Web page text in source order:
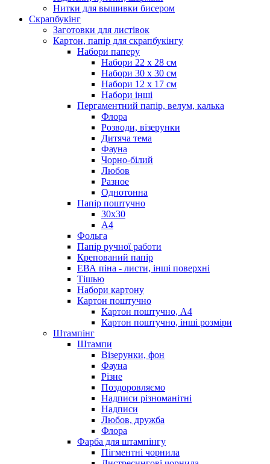
Нитки для вышивки бисером
Скрапбукінг
Заготовки для листівок
Картон, папір для скрапбукінгу
Набори паперу
Набори 22 х 28 см
Набори 30 х 30 см
Набори 12 х 17 см
Набори інші
Пергаментний папір, велум, калька
Флора
Розводи, візерунки
Дитяча тема
Фауна
Чорно-білий
Любов
Разное
Однотонна
Папір поштучно
30х30
А4
Фольга
Папір ручної работи
Крепований папір
ЕВА піна - листи, інші поверхні
Тішью
Набори картону
Картон поштучно
Картон поштучно, А4
Картон поштучно, інші розміри
Штампінг
Штампи
Візерунки, фон
Фауна
Різне
Поздоровляємо
Надписи різноманітні
Надписи
Любов, дружба
Флора
Фарба для штампінгу
Пігментні чорнила